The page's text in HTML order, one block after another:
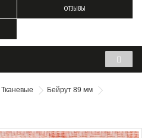
ОТЗЫВЫ
Тканевые Бейрут 89 мм